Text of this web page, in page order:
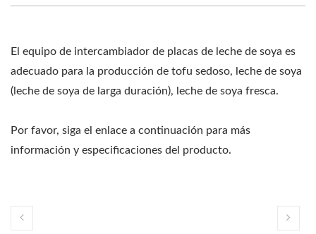
El equipo de intercambiador de placas de leche de soya es
adecuado para la producción de tofu sedoso, leche de soya
(leche de soya de larga duración), leche de soya fresca.
Por favor, siga el enlace a continuación para más
información y especificaciones del producto.